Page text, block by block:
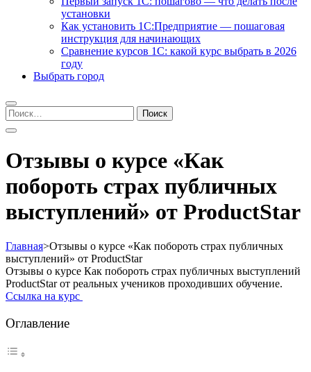
установки
Как установить 1С:Предприятие — пошаговая
инструкция для начинающих
Сравнение курсов 1С: какой курс выбрать в 2026
году
Выбрать город
Найти:
Отзывы о курсе «Как
побороть страх публичных
выступлений» от ProductStar
Главная>Отзывы о курсе «Как побороть страх публичных
выступлений» от ProductStar
Отзывы о курсе Как побороть страх публичных выступлений
ProductStar от реальных учеников проходивших обучение.
Ссылка на курс
Оглавление